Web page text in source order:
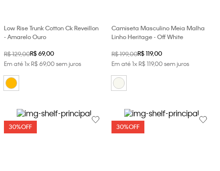
Low Rise Trunk Cotton Ck Reveillon
- Amarelo Ouro
R$129,00R$69,00
Em até1xR$69,00sem juros
Camiseta Masculino Meia Malha
Linho Heritage - Off White
R$199,00R$119,00
Em até1xR$119,00sem juros
30%OFF 30%OFF